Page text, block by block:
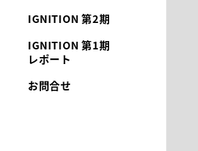
IGNITION 第2期
IGNITION 第1期
レポート
お問合せ